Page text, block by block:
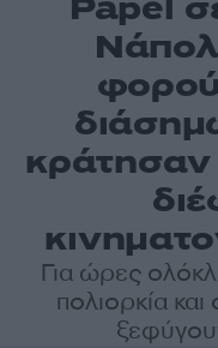
Papel
Για ώρες
πολιορκία